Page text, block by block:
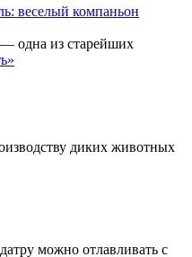
одна из старейших
диких животных
можно отлавливать с